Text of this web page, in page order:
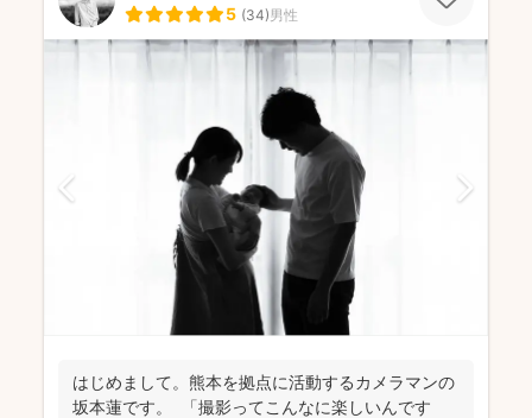
5 (34)男性
はじめまして。熊本を拠点に活動するカメラマンの
坂本蓮です。 「撮影ってこんなに楽しいんです